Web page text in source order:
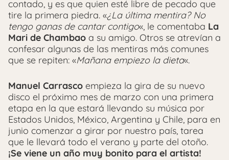
contado, y es que quien esté libre de pecado que
tire la primera piedra. «¿La última mentira? No
tengo ganas de cantar contigo«, le comentaba La
Mari de Chambao a su amigo. Otros se atrevían a
confesar algunas de las mentiras más comunes
que se repiten: «Mañana empiezo la dieta«.
Manuel Carrasco empieza la gira de su nuevo
disco el próximo mes de marzo con una primera
etapa en la que estará llevando su música por
Estados Unidos, México, Argentina y Chile, para en
junio comenzar a girar por nuestro país, tarea
que le llevará todo el verano y parte del otoño.
¡Se viene un año muy bonito para el artista!